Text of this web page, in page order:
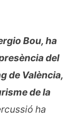
Bou, ha
del
de València,
de la
ha